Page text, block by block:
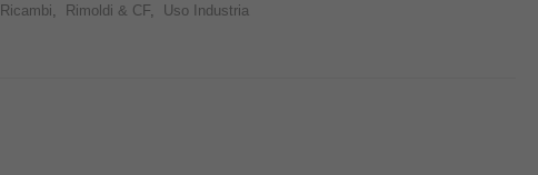
Ricambi Rimoldi & CF
Uso Industria